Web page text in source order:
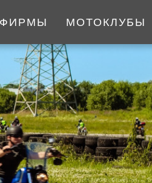
МОТОКЛУБЫ